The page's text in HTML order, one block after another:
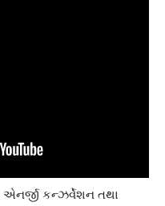
એનર્જી કન્ઝર્વેશન તથા